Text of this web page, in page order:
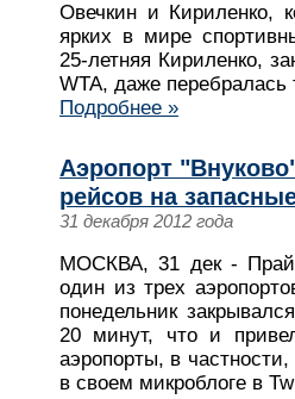
Овечкин и Кириленко,
ярких в мире
25-летняя Кириленко,
WTA, даже
Подробнее »
Аэропорт
рейсов на
31 декабря 2012 года
МОСКВА, 31 дек -
один из трех
понедельник
20 минут, что и
аэропорты, в
в своем микроблоге в